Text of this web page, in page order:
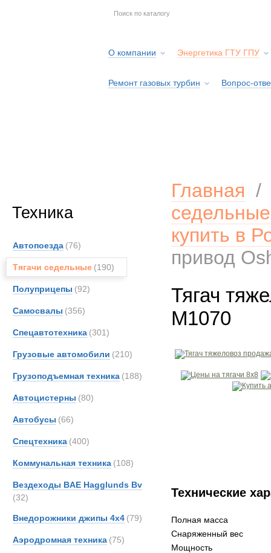
О компании Энергетика ГТУ ГПУ
Ремонт газовых турбин Вопрос-
Техника
Автопоезда (76)
Тягачи седельные (190)
Полуприцепы (92)
Самосвалы (356)
Спецавтотехника (301)
Грузовые автомобили (210)
Грузоподъемная техника (188)
Автоцистерны (80)
Автобусы (66)
Спецтехника (400)
Коммунальная техника (108)
Вездеходы BAE Hagglunds Bv
(32)
Внедорожники джипы 4х4 (79)
Аэродромная техника (75)
Главная
седельные
купить в
привод
Тягач
M1070
Технические
Полная масса
Снаряженный вес
Мощность